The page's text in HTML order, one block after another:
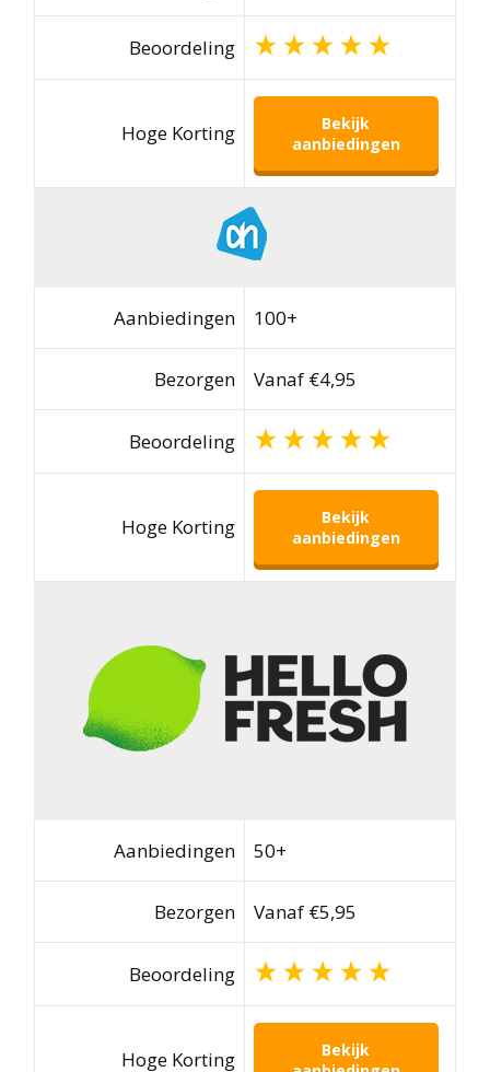
Beoordeling
Hoge Korting
Bekijk
aanbiedingen
Aanbiedingen 100+
Bezorgen Vanaf €4,95
Beoordeling
Hoge Korting
Bekijk
aanbiedingen
Aanbiedingen 50+
Bezorgen Vanaf €5,95
Beoordeling
Hoge Korting
Bekijk